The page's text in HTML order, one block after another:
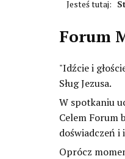
Jesteś tutaj:
Forum
"Idźcie i
Sług Jezusa.
W spotkaniu
Celem Forum
doświadczeń i
Oprócz